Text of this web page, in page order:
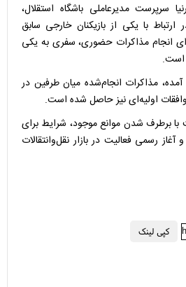
سرپرست مدیرعاملی باشگاه استقلال،
با یکی از بازیکنان خارجی سابق
انجام مذاکرات حضوری، سفری به یکی
است.
مذاکرات انجام‌شده میان طرفین در
اولیه‌ای نیز حاصل شده است.
با برطرف شدن موانع موجود، شرایط برای
آغاز رسمی فعالیت در بازار نقل‌وانتقالات
کپی لینک